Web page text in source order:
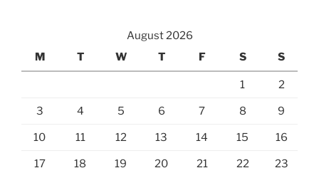
August 2026
M
T W T F S S
1 2
3 4 5 6 7 8 9
10 11 12 13 14 15 16
17 18 19 20 21 22 23